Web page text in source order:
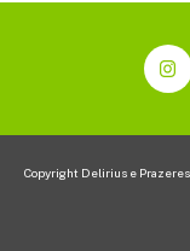
Copyright Delirius e Prazeres